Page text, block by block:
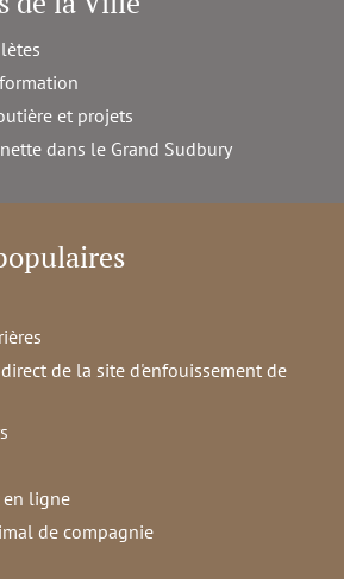
et projets
dans le Grand Sudbury
de la site d'enfouissement de
en ligne
de compagnie